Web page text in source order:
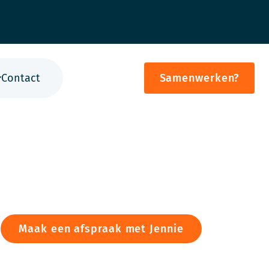
Contact Samenwerken?
Maak een afspraak met Jennie